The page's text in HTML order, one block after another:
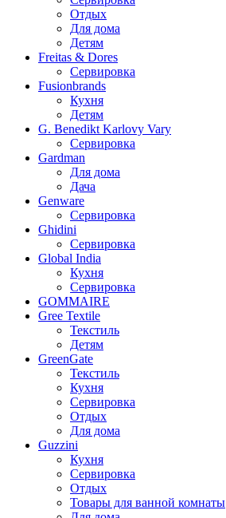
Отдых
Для дома
Детям
Freitas & Dores
Сервировка
Fusionbrands
Кухня
Детям
G. Benedikt Karlovy Vary
Сервировка
Gardman
Для дома
Дача
Genware
Сервировка
Ghidini
Сервировка
Global India
Кухня
Сервировка
GOMMAIRE
Gree Textile
Текстиль
Детям
GreenGate
Текстиль
Кухня
Сервировка
Отдых
Для дома
Guzzini
Кухня
Сервировка
Отдых
Товары для ванной комнаты